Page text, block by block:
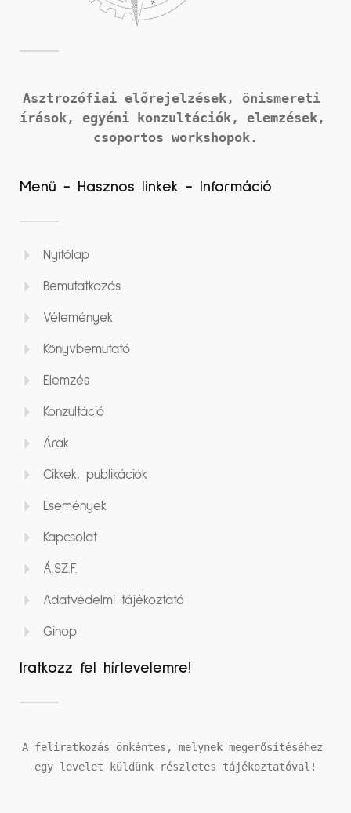
Asztrozófiai előrejelzések, önismereti
írások,
csoportos workshopok.
Menü - Hasznos linkek - Információ
Nyitólap
Bemutatkozás
Vélemények
Könyvbemutató
Elemzés
Konzultáció
Árak
Cikkek, publikációk
Események
Kapcsolat
Á.SZ.F.
Adatvédelmi tájékoztató
Ginop
Iratkozz fel hírlevelemre!
A feliratkozás önkéntes, melynek megerősítéséhez
egy levelet küldünk részletes tájékoztatóval!